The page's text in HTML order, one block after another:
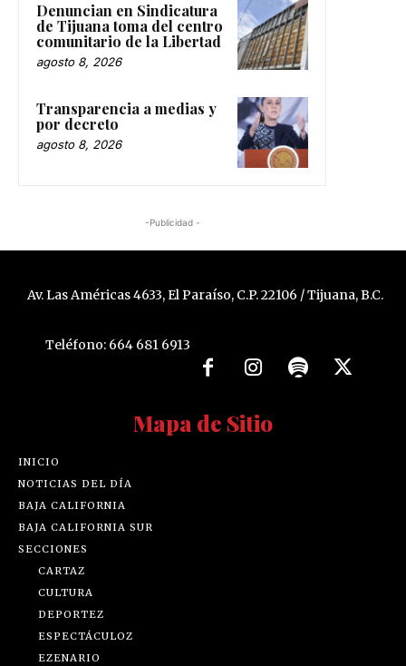
Denuncian en Sindicatura
de Tijuana toma del centro
comunitario de la Libertad
agosto 8, 2026
Transparencia a medias y
por decreto
agosto 8, 2026
-Publicidad -
Av. Las Américas 4633, El Paraíso, C.P. 22106 / Tijuana, B.C.
Teléfono: 664 681 6913
Mapa de Sitio
INICIO
NOTICIAS DEL DÍA
BAJA CALIFORNIA
BAJA CALIFORNIA SUR
SECCIONES
CARTAZ
CULTURA
DEPORTEZ
ESPECTÁCULOZ
EZENARIO